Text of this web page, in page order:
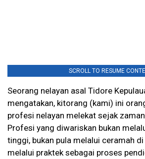
SCROLL TO RESUME
Seorang nelayan asal Tidore
mengatakan, kitorang (kami) ini
profesi nelayan melekat sejak
Profesi yang diwariskan bukan
tinggi, bukan pula melalui ceramah
melalui praktek sebagai proses